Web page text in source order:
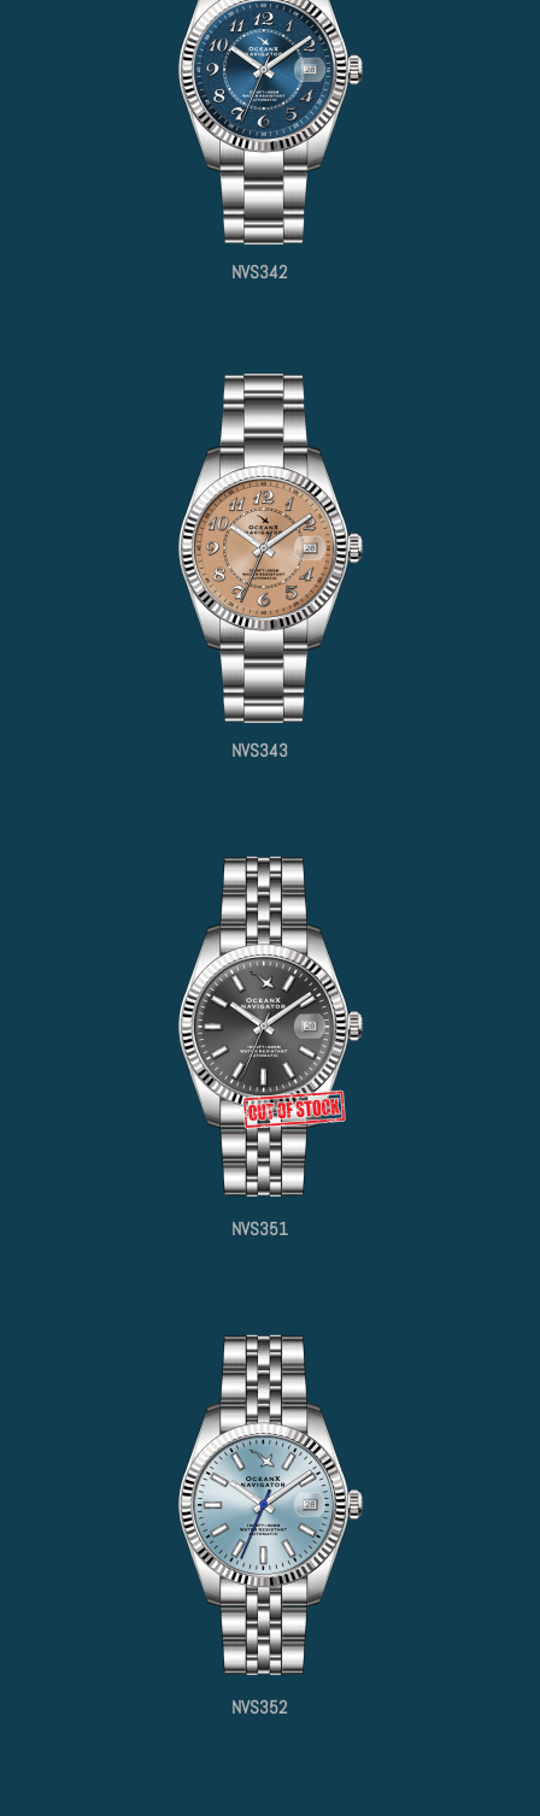
NVS342
NVS343
NVS351
NVS352